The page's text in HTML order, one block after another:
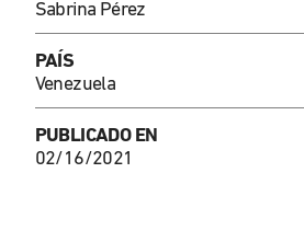
Sabrina Pérez
PAÍS
Venezuela
PUBLICADO EN
02/16/2021